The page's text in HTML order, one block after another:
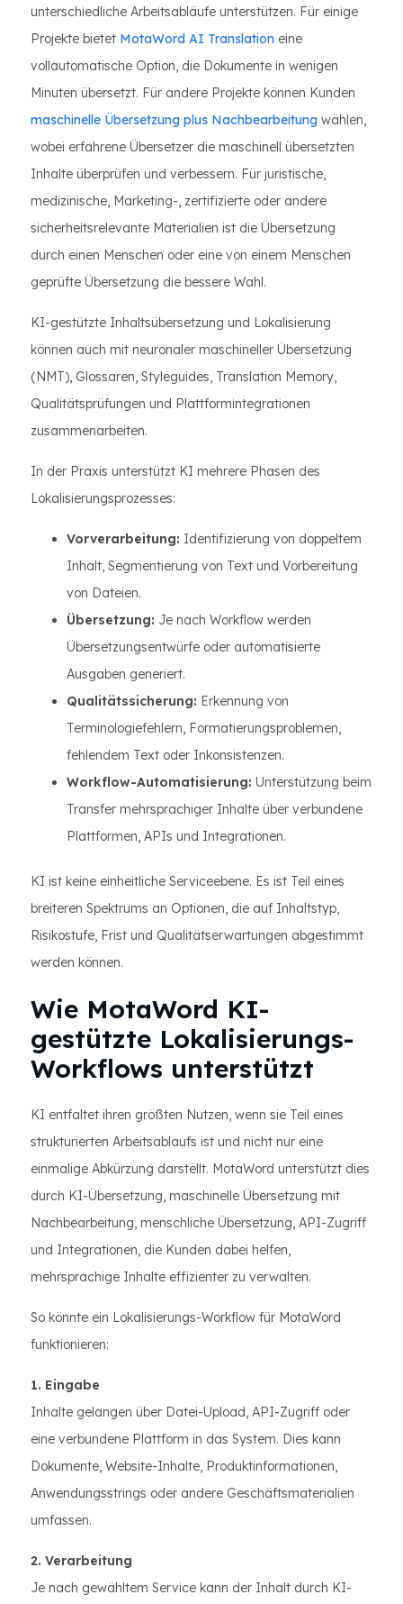
unterschiedliche Arbeitsabläufe unterstützen. Für einige
Projekte bietet MotaWord AI Translation eine
vollautomatische Option, die Dokumente in wenigen
Minuten übersetzt. Für andere Projekte können Kunden
maschinelle Übersetzung plus Nachbearbeitung wählen,
wobei erfahrene Übersetzer die maschinell übersetzten
Inhalte überprüfen und verbessern. Für juristische,
medizinische, Marketing-, zertifizierte oder andere
sicherheitsrelevante Materialien ist die Übersetzung
durch einen Menschen oder eine von einem Menschen
geprüfte Übersetzung die bessere Wahl.
KI-gestützte Inhaltsübersetzung und Lokalisierung
können auch mit neuronaler maschineller Übersetzung
(NMT), Glossaren, Styleguides, Translation Memory,
Qualitätsprüfungen und Plattformintegrationen
zusammenarbeiten.
In der Praxis unterstützt KI mehrere Phasen des
Lokalisierungsprozesses:
Vorverarbeitung: Identifizierung von doppeltem
Inhalt, Segmentierung von Text und Vorbereitung
von Dateien.
Übersetzung: Je nach Workflow werden
Übersetzungsentwürfe oder automatisierte
Ausgaben generiert.
Qualitätssicherung: Erkennung von
Terminologiefehlern, Formatierungsproblemen,
fehlendem Text oder Inkonsistenzen.
Workflow-Automatisierung: Unterstützung beim
Transfer mehrsprachiger Inhalte über verbundene
Plattformen, APIs und Integrationen.
KI ist keine einheitliche Serviceebene. Es ist Teil eines
breiteren Spektrums an Optionen, die auf Inhaltstyp,
Risikostufe, Frist und Qualitätserwartungen abgestimmt
werden können.
Wie MotaWord KI-
gestützte Lokalisierungs-
Workflows unterstützt
KI entfaltet ihren größten Nutzen, wenn sie Teil eines
strukturierten Arbeitsablaufs ist und nicht nur eine
einmalige Abkürzung darstellt. MotaWord unterstützt dies
durch KI-Übersetzung, maschinelle Übersetzung mit
Nachbearbeitung, menschliche Übersetzung, API-Zugriff
und Integrationen, die Kunden dabei helfen,
mehrsprachige Inhalte effizienter zu verwalten.
So könnte ein Lokalisierungs-Workflow für MotaWord
funktionieren:
1. Eingabe
Inhalte gelangen über Datei-Upload, API-Zugriff oder
eine verbundene Plattform in das System. Dies kann
Dokumente, Website-Inhalte, Produktinformationen,
Anwendungsstrings oder andere Geschäftsmaterialien
umfassen.
2. Verarbeitung
Je nach gewähltem Service kann der Inhalt durch KI-